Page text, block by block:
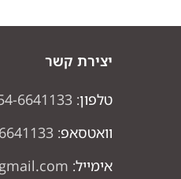
יצירת קשר
טלפון: 6641133
וואטסאפ:
אימייל: